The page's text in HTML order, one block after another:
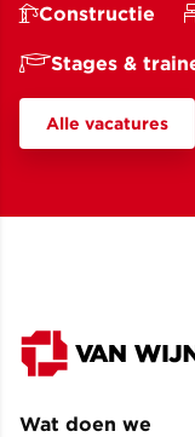
Constructie
Stages &
Alle vacatures
Wat doen we